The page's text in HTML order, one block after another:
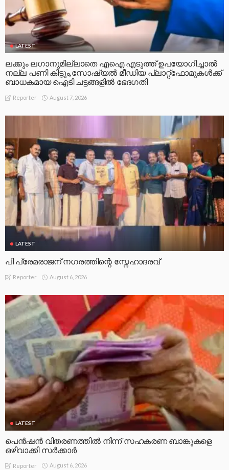
LATEST
ലക്കും ലഗാനുമില്ലാതെ എഐ എടുത്ത് ഉപയോഗിച്ചാല്‍
നല്ല പണി കിട്ടും,സോഷ്യല്‍ മീഡിയ പ്ലാറ്റ്‌ഫോമുകള്‍ക്ക്
ബാധകമായ ഐടി ചട്ടങ്ങളില്‍ ഭേദഗതി
Reporter August 7, 2026
LATEST
പി പ്രേമരാജന് നഗരത്തിന്റെ സ്നേഹാദരവ്
Reporter August 6, 2026
LATEST
പെൻഷൻ വിതരണത്തിൽ നിന്ന് സഹകരണ ബാങ്കുകളെ
ഒഴിവാക്കി സർക്കാർ
Reporter August 6, 2026